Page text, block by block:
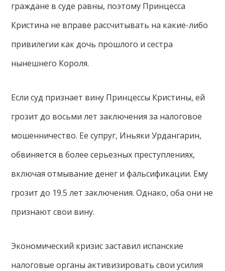
граждане в суде равны, поэтому Принцесса
Кристина не вправе рассчитывать на какие-либо
привилегии как дочь прошлого и сестра
нынешнего Короля.
Если суд признает вину Принцессы Кристины, ей
грозит до восьми лет заключения за налоговое
мошенничество. Ее супруг, Иньяки Урдангарин,
обвиняется в более серьезных преступлениях,
включая отмывание денег и фальсификации. Ему
грозит до 19.5 лет заключения. Однако, оба они не
признают свои вину.
Экономический кризис заставил испанские
налоговые органы активизировать свои усилия